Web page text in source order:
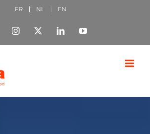
FR NL EN
FacebookInstagram LinkedInYouTube